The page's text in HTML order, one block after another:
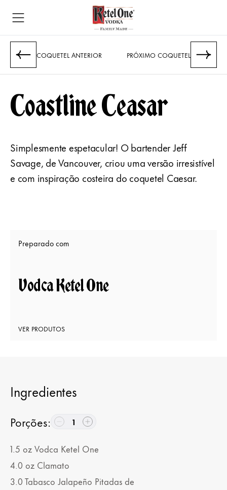
COQUETEL ANTERIOR PRÓXIMO COQUETEL
Coastline Ceasar
Simplesmente espetacular! O bartender Jeff
Savage, de Vancouver, criou uma versão irresistível
e com inspiração costeira do coquetel Caesar.
Preparado com
Vodca Ketel One
VER PRODUTOS
Ingredientes
Porções: 1
1.5 ozVodca Ketel One
4.0 oz Clamato
3.0Tabasco Jalapeño Pitadas de